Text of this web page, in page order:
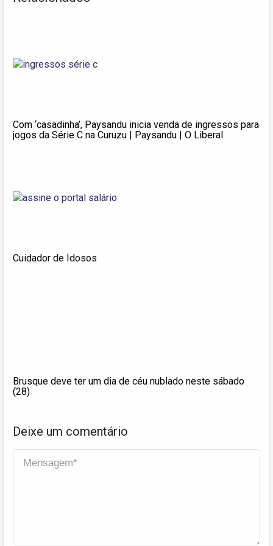
Com ‘casadinha’, Paysandu inicia venda de ingressos para
jogos da Série C na Curuzu | Paysandu | O Liberal
Cuidador de Idosos
Brusque deve ter um dia de céu nublado neste sábado
(28)
Deixe um comentário